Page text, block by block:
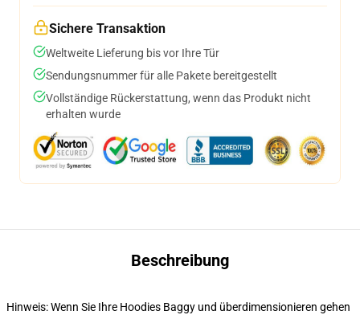
Sichere Transaktion
Weltweite Lieferung bis vor Ihre Tür
Sendungsnummer für alle Pakete bereitgestellt
Vollständige Rückerstattung, wenn das Produkt nicht
erhalten wurde
Beschreibung
Hinweis: Wenn Sie Ihre Hoodies Baggy und überdimensionieren gehen